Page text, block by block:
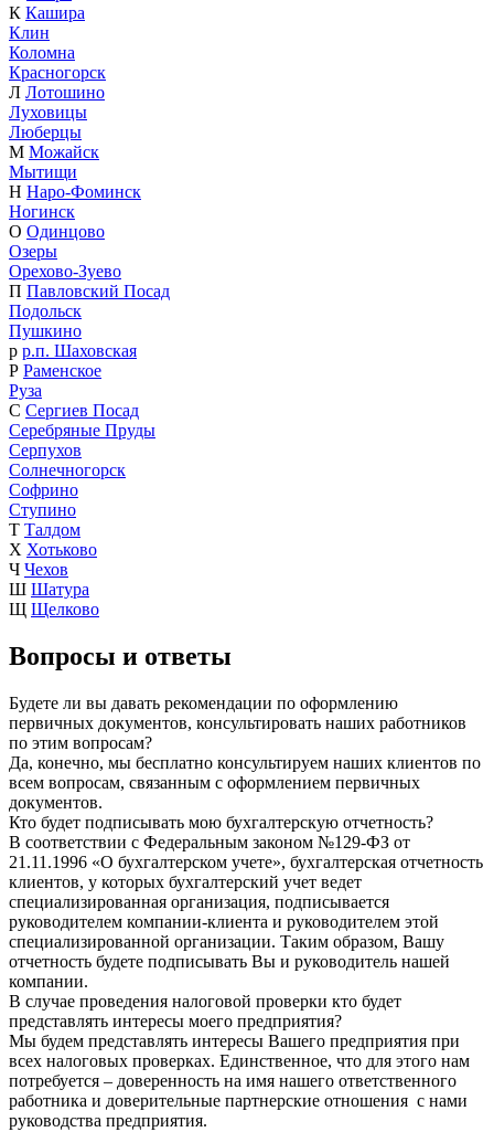
К Кашира
Клин
Коломна
Красногорск
Л Лотошино
Луховицы
Люберцы
М Можайск
Мытищи
Н Наро-Фоминск
Ногинск
О Одинцово
Озеры
Орехово-Зуево
П Павловский Посад
Подольск
Пушкино
р р.п. Шаховская
Р Раменское
Руза
С Сергиев Посад
Серебряные Пруды
Серпухов
Солнечногорск
Софрино
Ступино
Т Талдом
Х Хотьково
Ч Чехов
Ш Шатура
Щ Щелково
Вопросы и ответы
Будете ли вы давать рекомендации по оформлению
первичных документов, консультировать наших работников
по этим вопросам?
Да, конечно, мы бесплатно консультируем наших клиентов по
всем вопросам, связанным с оформлением первичных
документов.
Кто будет подписывать мою бухгалтерскую отчетность?
В соответствии с Федеральным законом №129-ФЗ от
21.11.1996 «О бухгалтерском учете», бухгалтерская отчетность
клиентов, у которых бухгалтерский учет ведет
специализированная организация, подписывается
руководителем компании-клиента и руководителем этой
специализированной организации. Таким образом, Вашу
отчетность будете подписывать Вы и руководитель нашей
компании.
В случае проведения налоговой проверки кто будет
представлять интересы моего предприятия?
Мы будем представлять интересы Вашего предприятия при
всех налоговых проверках. Единственное, что для этого нам
потребуется – доверенность на имя нашего ответственного
работника и доверительные партнерские отношения с нами
руководства предприятия.